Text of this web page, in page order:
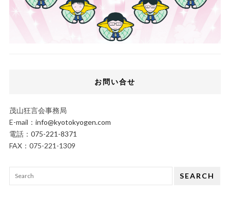
お問い合せ
茂山狂言会事務局
E-mail： info@kyotokyogen.com
電話： 075-221-8371
FAX：075-221-1309
SEARCH